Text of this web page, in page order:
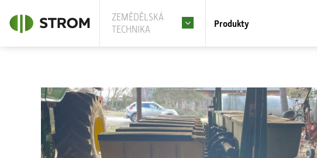
ZEMĚDĚLSKÁ
TECHNIKA
Produkty